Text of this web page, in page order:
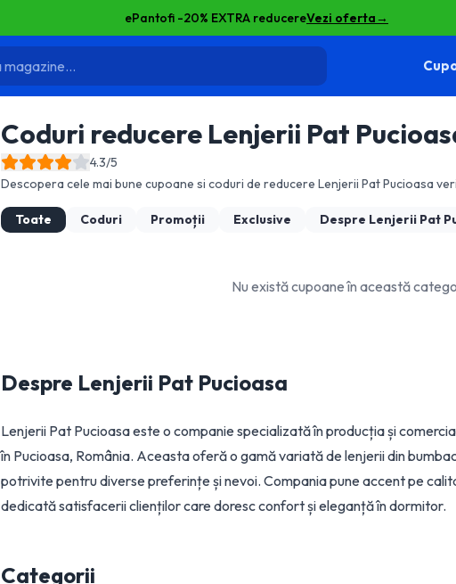
ePantofi -20% EXTRA reducereVezi oferta→
Coduri reducere Lenjerii Pat
4.3/5
Descopera cele mai bune cupoane si coduri de reducere Lenjerii Pat Pucioasa
Toate Coduri Promoții Exclusive Despre Lenjerii Pat
Nu există cupoane în această
Despre Lenjerii Pat Pucioasa
Lenjerii Pat Pucioasa este o companie specializată în producția și
în Pucioasa, România. Aceasta oferă o gamă variată de lenjerii din
potrivite pentru diverse preferințe și nevoi. Compania pune accent pe
dedicată satisfacerii clienților care doresc confort și eleganță în dormitor.
Categorii